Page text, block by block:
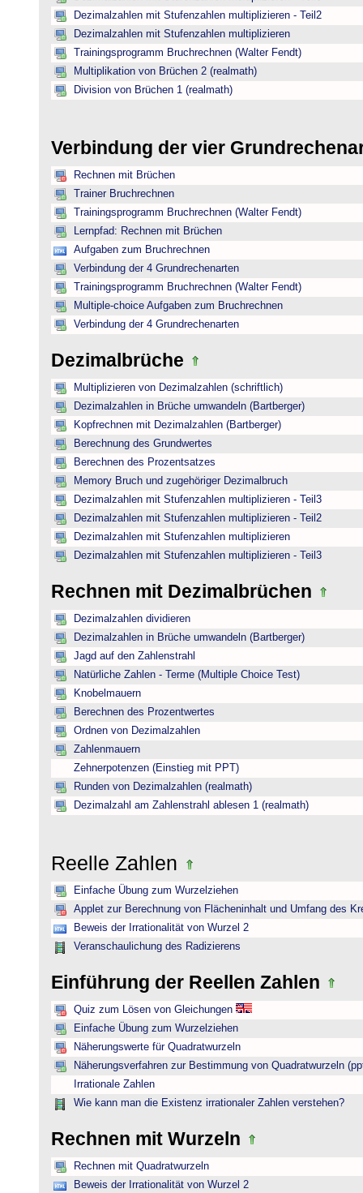
Dezimalzahlen mit Stufenzahlen multiplizieren - Teil2
Dezimalzahlen mit Stufenzahlen multiplizieren
Trainingsprogramm Bruchrechnen (Walter Fendt)
Multiplikation von Brüchen 2 (realmath)
Division von Brüchen 1 (realmath)
Verbindung der vier
Rechnen mit Brüchen
Trainer Bruchrechnen
Trainingsprogramm Bruchrechnen (Walter Fendt)
Lernpfad: Rechnen mit Brüchen
Aufgaben zum Bruchrechnen
Verbindung der 4 Grundrechenarten
Trainingsprogramm Bruchrechnen (Walter Fendt)
Multiple-choice Aufgaben zum Bruchrechnen
Verbindung der 4 Grundrechenarten
Dezimalbrüche
Multiplizieren von Dezimalzahlen (schriftlich)
Dezimalzahlen in Brüche umwandeln (Bartberger)
Kopfrechnen mit Dezimalzahlen (Bartberger)
Berechnung des Grundwertes
Berechnen des Prozentsatzes
Memory Bruch und zugehöriger Dezimalbruch
Dezimalzahlen mit Stufenzahlen multiplizieren - Teil3
Dezimalzahlen mit Stufenzahlen multiplizieren - Teil2
Dezimalzahlen mit Stufenzahlen multiplizieren
Dezimalzahlen mit Stufenzahlen multiplizieren - Teil3
Rechnen mit Dezimalbrüchen
Dezimalzahlen dividieren
Dezimalzahlen in Brüche umwandeln (Bartberger)
Jagd auf den Zahlenstrahl
Natürliche Zahlen - Terme (Multiple Choice Test)
Knobelmauern
Berechnen des Prozentwertes
Ordnen von Dezimalzahlen
Zahlenmauern
Zehnerpotenzen (Einstieg mit PPT)
Runden von Dezimalzahlen (realmath)
Dezimalzahl am Zahlenstrahl ablesen 1 (realmath)
Reelle Zahlen
Einfache Übung zum Wurzelziehen
Applet zur Berechnung von Flächeninhalt und Umfang des
Beweis der Irrationalität von Wurzel 2
Veranschaulichung des Radizierens
Einführung der Reellen Zahlen
Quiz zum Lösen von Gleichungen
Einfache Übung zum Wurzelziehen
Näherungswerte für Quadratwurzeln
Näherungsverfahren zur Bestimmung von Quadratwurzeln
Irrationale Zahlen
Wie kann man die Existenz irrationaler Zahlen verstehen?
Rechnen mit Wurzeln
Rechnen mit Quadratwurzeln
Beweis der Irrationalität von Wurzel 2